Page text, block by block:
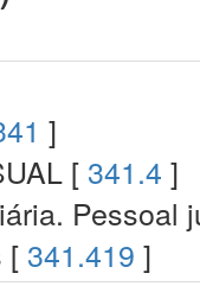
]
[ 341.4 ]
Pessoal
[ 341.419 ]